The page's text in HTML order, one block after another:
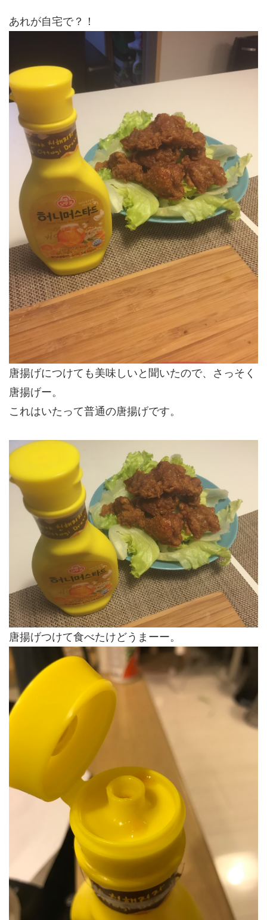
あれが自宅で？！
唐揚げにつけても美味しいと聞いたので、さっそく
唐揚げー。
これはいたって普通の唐揚げです。
唐揚げつけて食べたけどうまーー。